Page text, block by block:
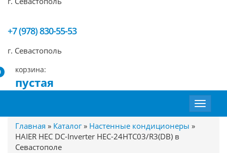
+7 (978) 830-55-53
г. Севастополь
корзина:
пустая
Toggle
Главная » Каталог» Настенные кондиционеры »
HAIER HEC DC-Inverter HEC-24HTC03/R3(DB) в
Севастополе